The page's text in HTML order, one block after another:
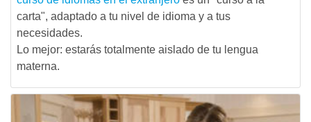
carta", adaptado a tu nivel de idioma y a tus
necesidades.
Lo mejor: estarás totalmente aislado de tu lengua
materna.